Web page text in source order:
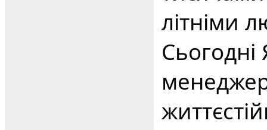
літніми